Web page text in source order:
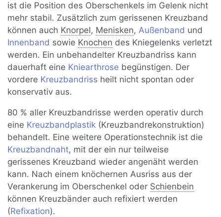
ist die Position des Oberschenkels im Gelenk nicht
mehr stabil. Zusätzlich zum gerissenen Kreuzband
können auch Knorpel, Menisken,Außenband und
Innenband sowie Knochen des Kniegelenks verletzt
werden. Ein unbehandelter Kreuzbandriss kann
dauerhaft eine Kniearthrose begünstigen. Der
vordere Kreuzbandriss heilt nicht spontan oder
konservativ aus.
80 % aller Kreuzbandrisse werden operativ durch
eine Kreuzbandplastik (Kreuzbandrekonstruktion)
behandelt. Eine weitere Operationstechnik ist die
Kreuzbandnaht, mit der ein nur teilweise
gerissenes Kreuzband wieder angenäht werden
kann. Nach einem knöchernen Ausriss aus der
Verankerung im Oberschenkel oder Schienbein
können Kreuzbänder auch refixiert werden
(Refixation).